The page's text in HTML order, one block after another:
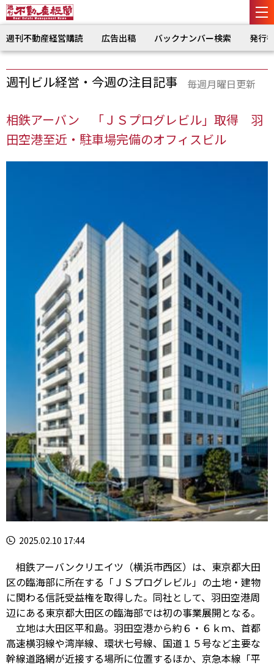
週刊不動産経営購読 広告出稿 バックナンバー検索 発行
週刊ビル経営・今週の注目記事 毎週月曜日更新
相鉄アーバン 「ＪＳプログレビル」取得 羽
田空港至近・駐車場完備のオフィスビル
2025.02.10 17:44
相鉄アーバンクリエイツ（横浜市西区）は、東京都大田
区の臨海部に所在する「ＪＳプログレビル」の土地・建物
に関わる信託受益権を取得した。同社として、羽田空港周
辺にある東京都大田区の臨海部では初の事業展開となる。
立地は大田区平和島。羽田空港から約６・６ｋｍ、首都
高速横羽線や湾岸線、環状七号線、国道１５号など主要な
幹線道路網が近接する場所に位置するほか、京急本線「平